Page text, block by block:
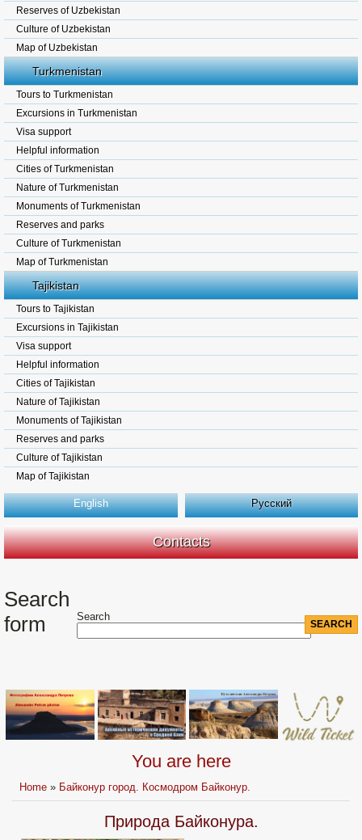
Reserves of Uzbekistan
Culture of Uzbekistan
Map of Uzbekistan
Turkmenistan
Tours to Turkmenistan
Excursions in Turkmenistan
Visa support
Helpful information
Cities of Turkmenistan
Nature of Turkmenistan
Monuments of Turkmenistan
Reserves and parks
Culture of Turkmenistan
Map of Turkmenistan
Tajikistan
Tours to Tajikistan
Excursions in Tajikistan
Visa support
Helpful information
Cities of Tajikistan
Nature of Tajikistan
Monuments of Tajikistan
Reserves and parks
Culture of Tajikistan
Map of Tajikistan
English Русский
Contacts
Search
form
Search
You are here
Home » Байконур город. Космодром Байконур.
Природа Байконура.